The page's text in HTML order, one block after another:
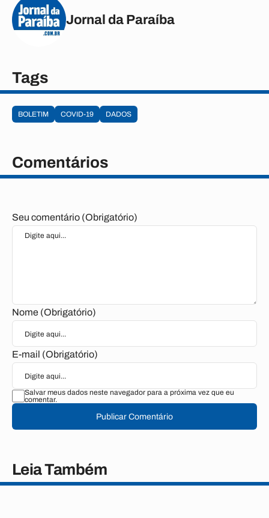
Jornal da Paraíba
Tags
BOLETIM COVID-19 DADOS
Comentários
Seu comentário (Obrigatório)
Nome (Obrigatório)
E-mail (Obrigatório)
Salvar meus dados neste navegador para a próxima vez que eu
comentar.
Publicar Comentário
Leia Também